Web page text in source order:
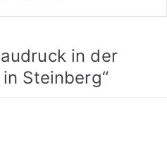
in der
Steinberg“